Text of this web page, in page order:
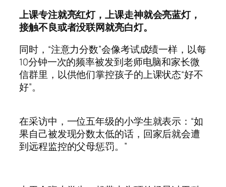
上课专注就亮红灯，上课走神就会亮蓝灯，
接触不良或者没联网就亮白灯。
同时，“注意力分数”会像考试成绩一样，以每
10分钟一次的频率被发到老师电脑和家长微
信群里，以供他们掌控孩子的上课状态“好不
好”。
在采访中，一位五年级的小学生就表示：“如
果自己被发现分数太低的话，回家后就会遭
到远程监控的父母惩罚。”